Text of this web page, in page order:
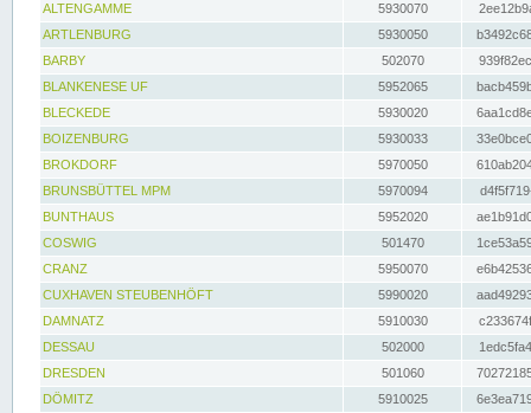
ALTENGAMME
5930070
ARTLENBURG
5930050
BARBY
502070
BLANKENESE UF
5952065
BLECKEDE
5930020
BOIZENBURG
5930033
BROKDORF
5970050
BRUNSBÜTTEL MPM
5970094
BUNTHAUS
5952020
COSWIG
501470
CRANZ
5950070
CUXHAVEN STEUBENHÖFT
5990020
DAMNATZ
5910030
DESSAU
502000
DRESDEN
501060
DÖMITZ
5910025